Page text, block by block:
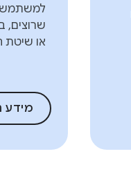
שרוצים,
או שיטת
מידע